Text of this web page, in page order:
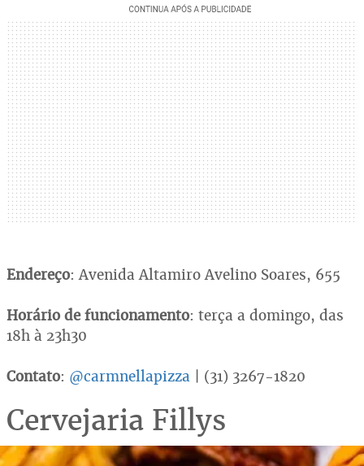
Endereço: Avenida Altamiro Avelino Soares, 655
Horário de funcionamento: terça a domingo, das
18h à 23h30
Contato: @carmnellapizza | (31) 3267-1820
Cervejaria Fillys